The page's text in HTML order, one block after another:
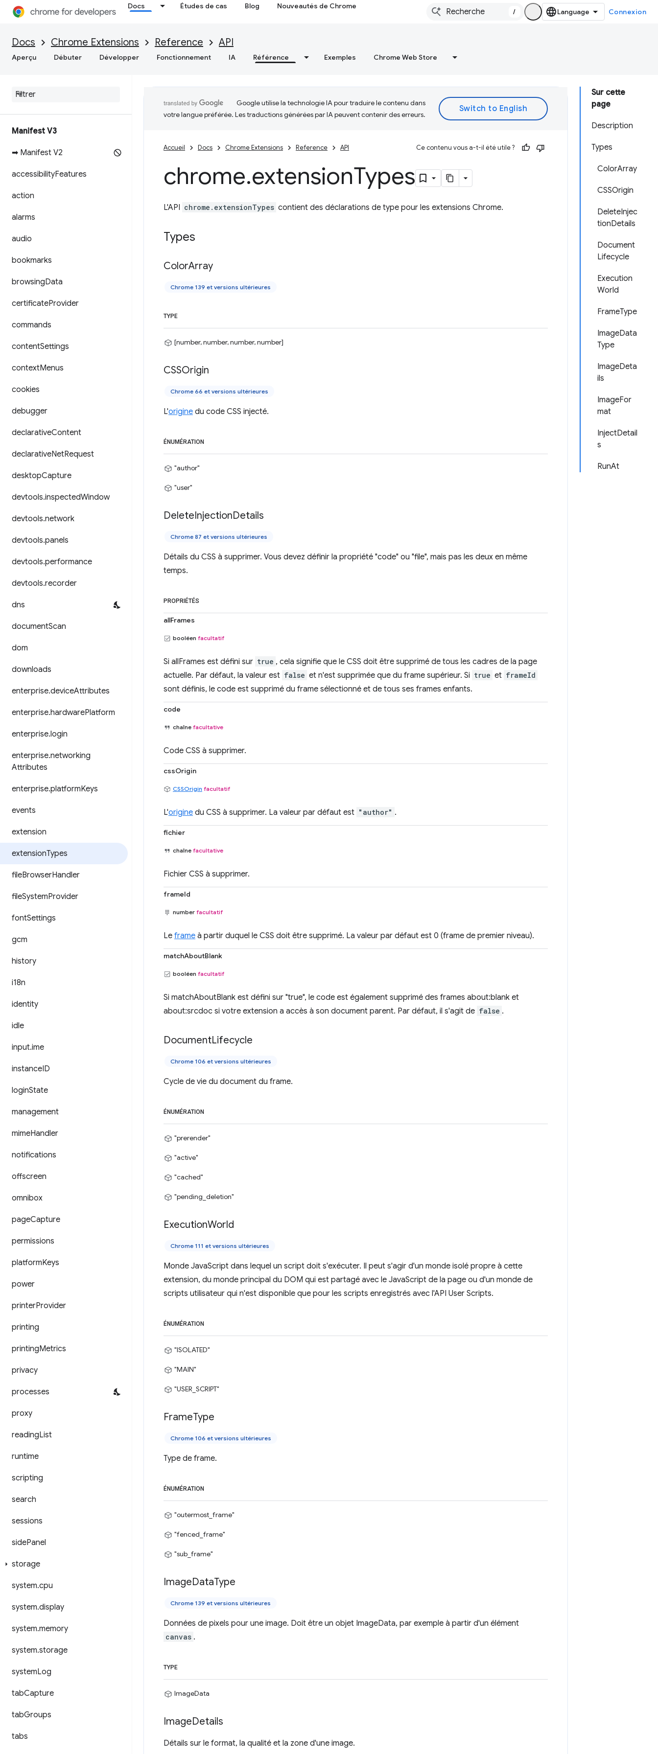
Docs Études de cas Blog Nouveautés de Chrome
/ Connexion
Docs Chrome Extensions Reference API
Aperçu Débuter Développer Fonctionnement IA Référence Exemples Chrome Web Store
Manifest V3
➡ Manifest V2
accessibilityFeatures
action
alarms
audio
bookmarks
browsingData
certificateProvider
commands
contentSettings
contextMenus
cookies
debugger
declarativeContent
declarativeNetRequest
desktopCapture
devtools.inspectedWindow
devtools.network
devtools.panels
devtools.performance
devtools.recorder
dns
documentScan
dom
downloads
enterprise.deviceAttributes
enterprise.hardwarePlatform
enterprise.login
enterprise.networking
Attributes
enterprise.platformKeys
events
extension
extensionTypes
fileBrowserHandler
fileSystemProvider
fontSettings
gcm
history
i18n
identity
idle
input.ime
instanceID
loginState
management
mimeHandler
notifications
offscreen
omnibox
pageCapture
permissions
platformKeys
power
printerProvider
printing
printingMetrics
privacy
processes
proxy
readingList
runtime
scripting
search
sessions
sidePanel
storage
system.cpu
system.display
system.memory
system.storage
systemLog
tabCapture
tabGroups
tabs
Sur cette
page
Description
Types
ColorArray
CSSOrigin
DeleteInjec
tionDetails
Document
Lifecycle
Execution
World
FrameType
ImageData
Type
ImageDeta
ils
ImageFor
mat
InjectDetail
s
RunAt
Google utilise la technologie IA pour traduire le contenu dans
votre langue préférée. Les traductions générées par IA peuvent contenir des erreurs.
Accueil Docs Chrome Extensions Reference API Ce contenu vous a-t-il été utile ?
chrome.extensionTypes
L'API chrome.extensionTypes contient des déclarations de type pour les extensions Chrome.
Types
ColorArray
Chrome 139 et versions ultérieures
TYPE
[number, number, number, number]
CSSOrigin
Chrome 66 et versions ultérieures
L'origine du code CSS injecté.
ÉNUMÉRATION
"author"
"user"
DeleteInjectionDetails
Chrome 87 et versions ultérieures
Détails du CSS à supprimer. Vous devez définir la propriété "code" ou "file", mais pas les deux en même
temps.
PROPRIÉTÉS
allFrames
booléen facultatif
Si allFrames est défini sur true , cela signifie que le CSS doit être supprimé de tous les cadres de la page
actuelle. Par défaut, la valeur est false et n'est supprimée que du frame supérieur. Si true et frameId
sont définis, le code est supprimé du frame sélectionné et de tous ses frames enfants.
code
chaîne facultative
Code CSS à supprimer.
cssOrigin
CSSOrigin facultatif
L'origine du CSS à supprimer. La valeur par défaut est "author" .
fichier
chaîne facultative
Fichier CSS à supprimer.
frameId
number facultatif
Le frame à partir duquel le CSS doit être supprimé. La valeur par défaut est 0 (frame de premier niveau).
matchAboutBlank
booléen facultatif
Si matchAboutBlank est défini sur "true", le code est également supprimé des frames about:blank et
about:srcdoc si votre extension a accès à son document parent. Par défaut, il s'agit de false .
DocumentLifecycle
Chrome 106 et versions ultérieures
Cycle de vie du document du frame.
ÉNUMÉRATION
"prerender"
"active"
"cached"
"pending_deletion"
ExecutionWorld
Chrome 111 et versions ultérieures
Monde JavaScript dans lequel un script doit s'exécuter. Il peut s'agir d'un monde isolé propre à cette
extension, du monde principal du DOM qui est partagé avec le JavaScript de la page ou d'un monde de
scripts utilisateur qui n'est disponible que pour les scripts enregistrés avec l'API User Scripts.
ÉNUMÉRATION
"ISOLATED"
"MAIN"
"USER_SCRIPT"
FrameType
Chrome 106 et versions ultérieures
Type de frame.
ÉNUMÉRATION
"outermost_frame"
"fenced_frame"
"sub_frame"
ImageDataType
Chrome 139 et versions ultérieures
Données de pixels pour une image. Doit être un objet ImageData, par exemple à partir d'un élément
canvas .
TYPE
ImageData
ImageDetails
Détails sur le format, la qualité et la zone d'une image.